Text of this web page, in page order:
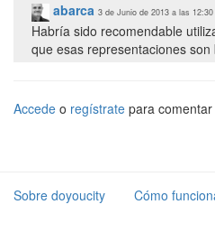
abarca 3 de Junio de 2013 a las 12:30
Habría sido recomendable
que esas representaciones
Accede o regístrate para
Sobre doyoucity Cómo